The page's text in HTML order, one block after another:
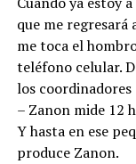
que me regresará
me toca el
teléfono celular.
los coordinadores
– Zanon mide 12
Y hasta en ese
produce Zanon.